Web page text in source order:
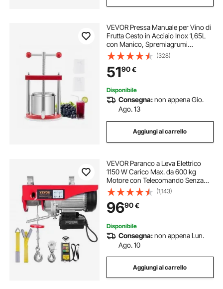
VEVOR Pressa Manuale per Vino di
Frutta Cesto in Acciaio Inox 1,65L
con Manico, Spremiagrumi
Manuale per Bevande Alcoliche
Pressa per Sidro, Mela, Uva,
Tintura, Miele, Olio d'Oliva Cucina,
Casa
(328)
5190€
Disponibile
Consegna:non appena Gio.
Ago. 13
Aggiungi al carrello
VEVOR Paranco a Leva Elettrico
1150 W Carico Max. da 600 kg
Motore con Telecomando Senza
Filo Distanza da 10m, Paranco
Elettrico a Leva per Sollevamento
Carico Velocità 10 m/min Altezza
12m
(1,143)
9690€
Disponibile
Consegna:non appena Lun.
Ago. 10
Aggiungi al carrello